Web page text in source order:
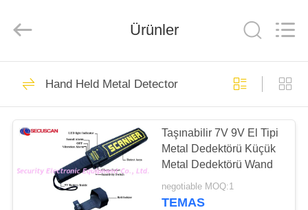
ÜRÜN:%
HAKKIMIZDA
EQUIPMENT
CO.,
X Ray Baggage
Scanner
396
Ürünler
Hand Held Metal Detector
Taşınabilir 7V 9V El Tipi
Metal Dedektörü Küçük
Metal Dedektörü Wand
negotiable MOQ:1
TEMAS